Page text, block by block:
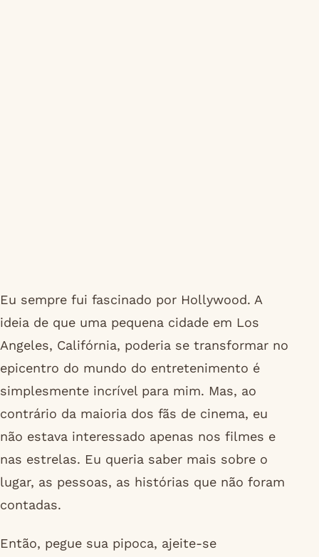
Eu sempre fui fascinado por Hollywood. A
ideia de que uma pequena cidade em Los
Angeles, Califórnia, poderia se transformar no
epicentro do mundo do entretenimento é
simplesmente incrível para mim. Mas, ao
contrário da maioria dos fãs de cinema, eu
não estava interessado apenas nos filmes e
nas estrelas. Eu queria saber mais sobre o
lugar, as pessoas, as histórias que não foram
contadas.
Então, pegue sua pipoca, ajeite-se